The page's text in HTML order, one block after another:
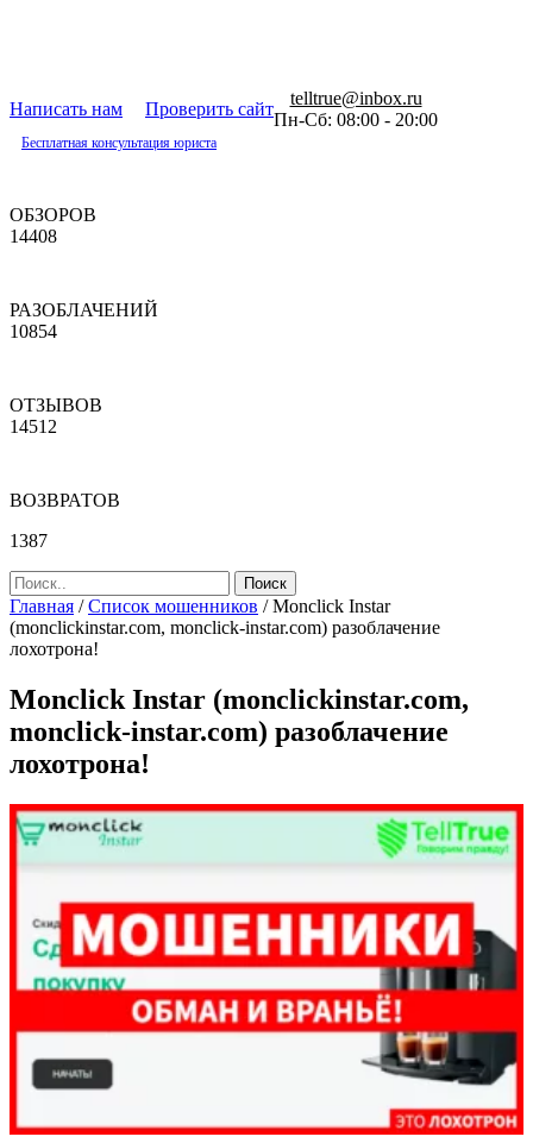
Написать нам Проверить сайт
telltrue@inbox.ru
Пн-Сб: 08:00 - 20:00
Бесплатная консультация юриста
ОБЗОРОВ
14408
РАЗОБЛАЧЕНИЙ
10854
ОТЗЫВОВ
14512
ВОЗВРАТОВ
1387
Главная /Список мошенников /Monclick Instar
(monclickinstar.com, monclick-instar.com) разоблачение
лохотрона!
Monclick Instar (monclickinstar.com,
monclick-instar.com) разоблачение
лохотрона!